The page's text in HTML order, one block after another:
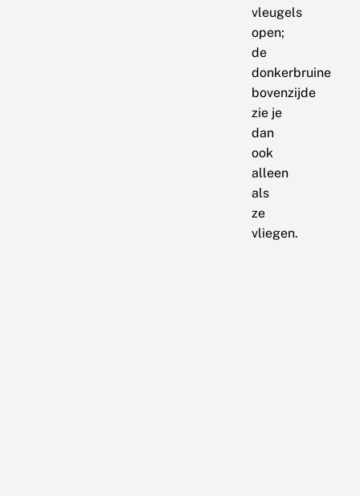
vleugels
open;
de
donkerbruine
bovenzijde
zie je
dan
ook
alleen
als
ze
vliegen.